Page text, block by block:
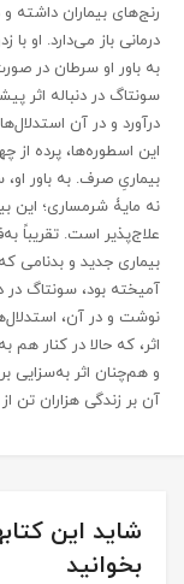
رنج‌های بیماران داشته
درمانی باز می‌دارد. او
به باور او سرطان در
سونتاگ در دنباله اثر
درآورد و در آن
این اسطوره‌ها، پرده
بیماریِ صرف. به باور
نه مایۀ شرمساری؛ این
علاج‌پذیر است. تقریباً
بیماری جدید و بدنامی که
آمیخته بود، سونتاگ در
نوشت و در آن،
اثر، که حالا در کنار هم
و هم‌چنان اثر به‌سزایی
آن بر زندگی هزاران تن
شاید این
بخوانید